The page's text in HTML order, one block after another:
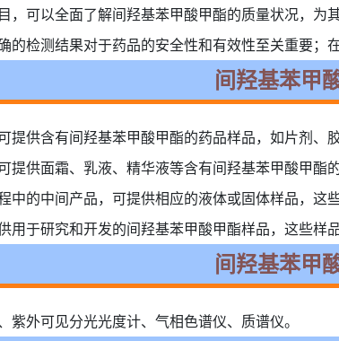
，可以全面了解间羟基苯甲酸甲酯的质量状况，为
的检测结果对于药品的安全性和有效性至关重要；
间羟基苯甲
提供含有间羟基苯甲酸甲酯的药品样品，如片剂、
提供面霜、乳液、精华液等含有间羟基苯甲酸甲酯
中的中间产品，可提供相应的液体或固体样品，这
用于研究和开发的间羟基苯甲酸甲酯样品，这些样
间羟基苯甲
紫外可见分光光度计、气相色谱仪、质谱仪。